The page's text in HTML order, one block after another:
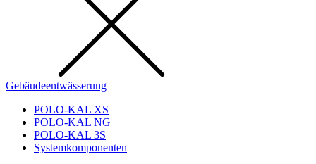
Gebäudeentwässerung
POLO-KAL XS
POLO-KAL NG
POLO-KAL 3S
Systemkomponenten